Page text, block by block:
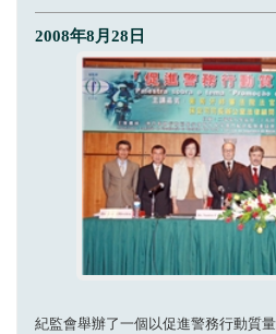
2008年8月28日
紀監會舉辦了一個以促進警務行動質